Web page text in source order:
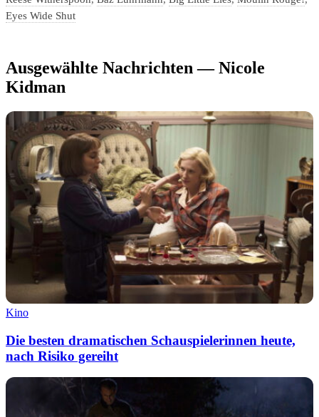
Eyes Wide Shut
Ausgewählte Nachrichten — Nicole
Kidman
Kino
Die besten dramatischen Schauspielerinnen heute,
nach Risiko gereiht